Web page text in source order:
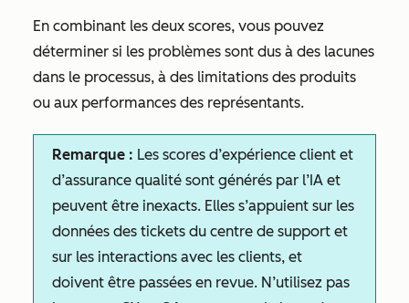
En combinant les deux scores, vous pouvez
déterminer si les problèmes sont dus à des lacunes
dans le processus, à des limitations des produits
ou aux performances des représentants.
Remarque : Les scores d’expérience client et
d’assurance qualité sont générés par l’IA et
peuvent être inexacts. Elles s’appuient sur les
données des tickets du centre de support et
sur les interactions avec les clients, et
doivent être passées en revue. N’utilisez pas